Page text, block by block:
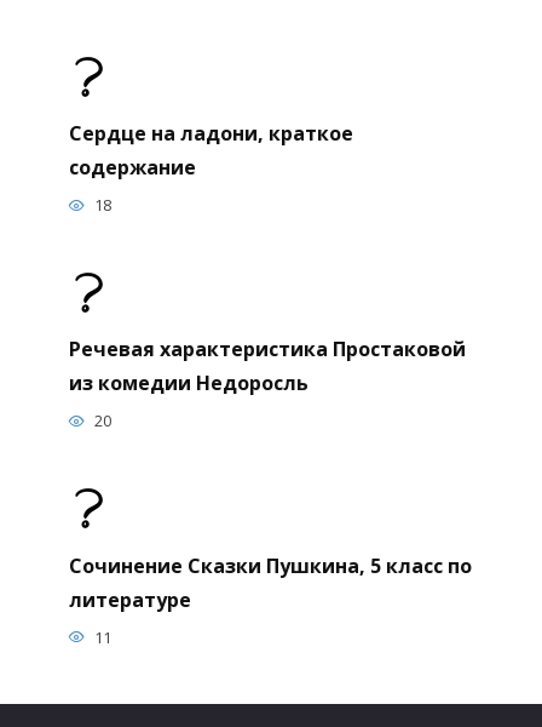
Сердце на ладони, краткое
содержание
18
Речевая характеристика Простаковой
из комедии Недоросль
20
Сочинение Сказки Пушкина, 5 класс по
литературе
11